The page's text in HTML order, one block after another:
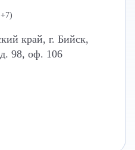
край, г. Бийск,
98, оф. 106